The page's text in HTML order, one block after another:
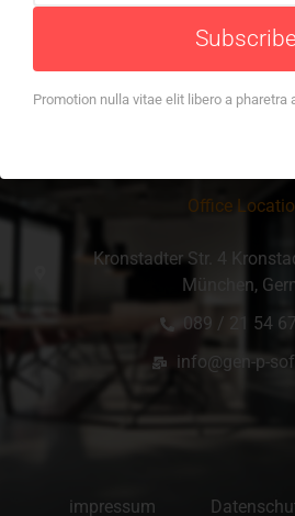
und Anforderungen Bevor Sie […]
Office
Kronstadter Str. 4
München,
089 / 21 54 67
info@gen-p-
impressum
Subscribe
Promotion nulla vitae elit libero a pharetra